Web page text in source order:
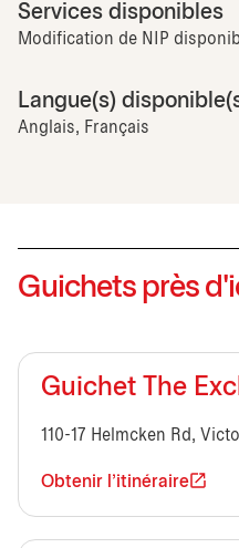
Services disponibles
Modification de NIP
Langue(s)
Anglais, Français
Guichets près
Guichet The
110-17 Helmcken Rd,
Obtenir l'itinéraire